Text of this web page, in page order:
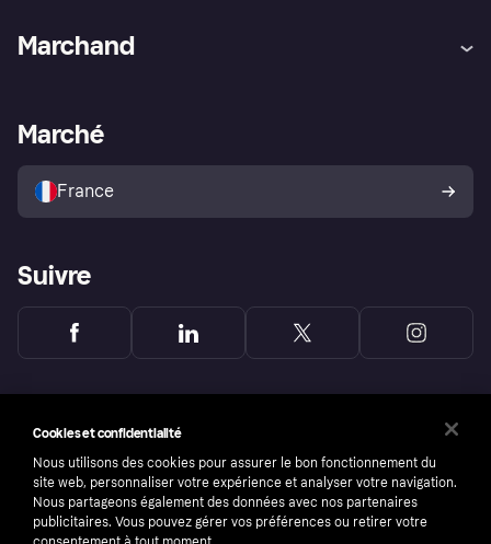
Explorez les magasins
Politique de protection de
l’acheteur Klarna
Marchand
Portail Marchand
Marché
France
Suivre
Cookies et confidentialité
Nous utilisons des cookies pour assurer le bon fonctionnement du
site web, personnaliser votre expérience et analyser votre navigation.
Nous partageons également des données avec nos partenaires
publicitaires. Vous pouvez gérer vos préférences ou retirer votre